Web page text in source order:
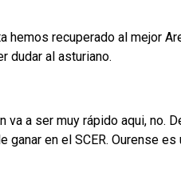
recuperado al mejor
dudar al asturiano.
a ser muy rápido aqui, no.
en el SCER. Ourense